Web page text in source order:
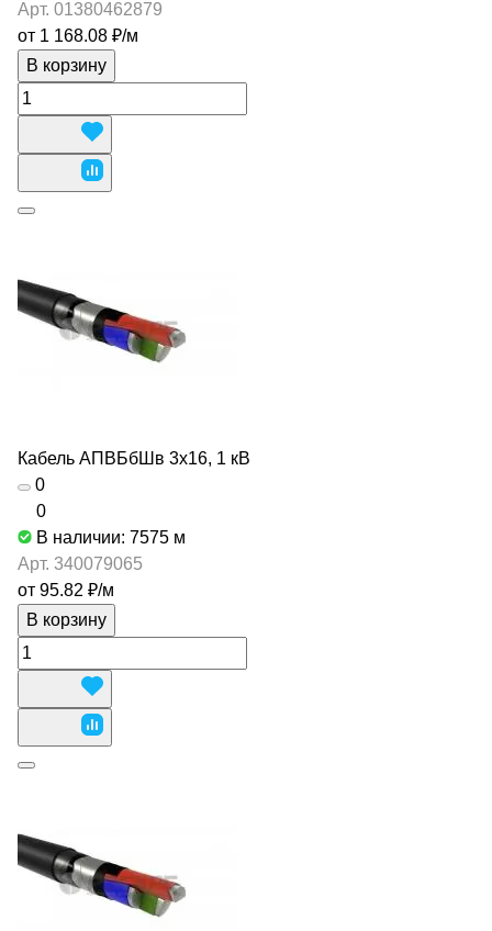
Арт. 01380462879
от 1 168.08 ₽/м
В корзину
Кабель АПВБбШв 3х16, 1 кВ
0
0
В наличии: 7575 м
Арт. 340079065
от 95.82 ₽/м
В корзину